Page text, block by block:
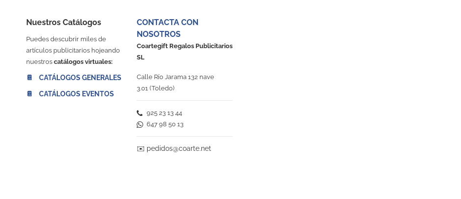
Nuestros Catálogos
Puedes descubrir miles de
artículos publicitarios hojeando
nuestros catálogos virtuales:
📔 CATÁLOGOS GENERALES
📔 CATÁLOGOS EVENTOS
CONTACTA CON
NOSOTROS
Coartegift Regalos Publicitarios
SL
Calle Río Jarama 132 nave
3.01 (Toledo)
925 23 13 44
647 98 50 13
✉️ pedidos@coarte.net